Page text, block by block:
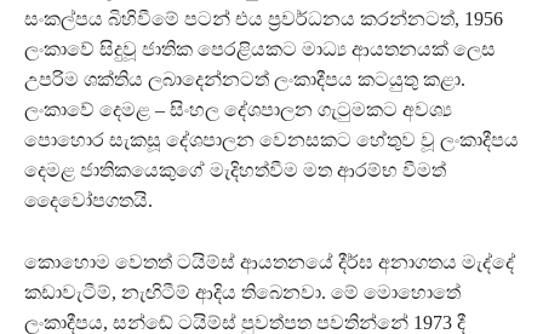
සංකල්පය බිහිවීමේ පටන් එය ප‍්‍රවර්ධනය කරන්නටත්, 1956
ලංකාවේ සිදුවූ ජාතික පෙරළියකට මාධ්‍ය ආයතනයක් ලෙස
උපරිම ශක්තිය ලබාදෙන්නටත් ලංකාදීපය කටයුතු කළා.
ලංකාවේ දෙමළ – සිංහල දේශපාලන ගැටුමකට අවශ්‍ය
පොහොර සැකසූ දේශපාලන වෙනසකට හේතුව වූ ලංකාදීපය
දෙමළ ජාතිකයෙකුගේ මැදිහත්වීම මත ආරම්භ වීමත්
දෛවෝපගතයි.
කොහොම වෙතත් ටයිම්ස් ආයතනයේ දීර්ඝ අනාගතය මැද්දේ
කඩාවැටීම්, නැඟිටීම් ආදිය තිබෙනවා. මේ මොහොතේ
ලංකාදීපය, සන්ඬේ ටයිම්ස් පුවත්පත පවතින්නේ 1973 දී